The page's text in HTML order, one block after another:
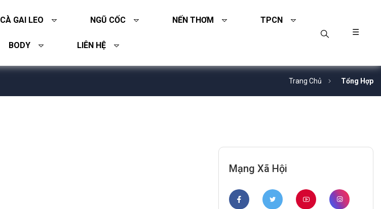
CÀ GAI LEO NGŨ CỐC NẾN THƠM TPCN
BODY LIÊN HỆ
☰
Trang Chủ Tổng Hợp
Mạng Xã Hội